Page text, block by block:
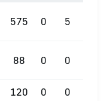
575 0 5
88 0 0
120 0 0